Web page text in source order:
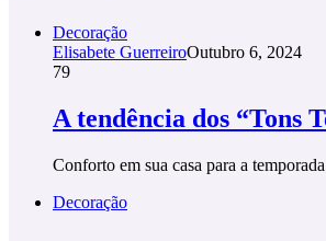
Decoração
Elisabete GuerreiroOutubro 6, 2024
79
A tendência dos “Tons
Conforto em sua casa para a
Decoração